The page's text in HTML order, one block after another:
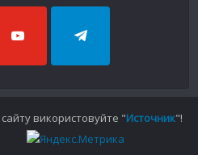
використовуйте "Источник"!